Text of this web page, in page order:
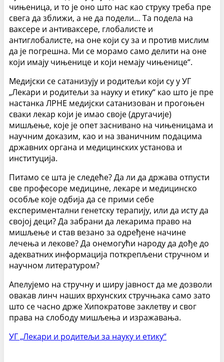
чињеница, и то је оно што нас као струку треба пре
свега да зближи, а не да подели… Та подела на
ваксере и антиваксере, глобалисте и
антиглобалисте, на оне који су за и против мислим
да је погрешна. Ми се морамо само делити на оне
који имају чињенице и који немају чињенице“.
Медијски се сатанизују и родитељи који су у УГ
„Лекари и родитељи за науку и етику“ као што је пре
настанка ЛРНЕ медијски сатанизован и прогоњен
сваки лекар који је имао своје (другачије)
мишљење, које је опет заснивано на чињеницама и
научним доказим, као и на званичним подацима
државних органа и медицинских установа и
институција.
Питамо се шта је следеће? Да ли да држава отпусти
све професоре медицине, лекаре и медицинско
особље које одбија да се прими себе
експериментални генетску терапију, или да исту да
својој деци? Да забрани да лекарима право на
мишљење и став везано за одређене начине
лечења и лекове? Да онемогући народу да дође до
адекватних информација поткрепљени стручном и
научном литературом?
Апелујемо на стручну и ширу јавност да ме дозволи
овакав линч наших врхунских стручњака само зато
што се часно држе Хипократове заклетву и свог
права на слободу мишљења и изражавања.
УГ „Лекари и родитељи за науку и етику“